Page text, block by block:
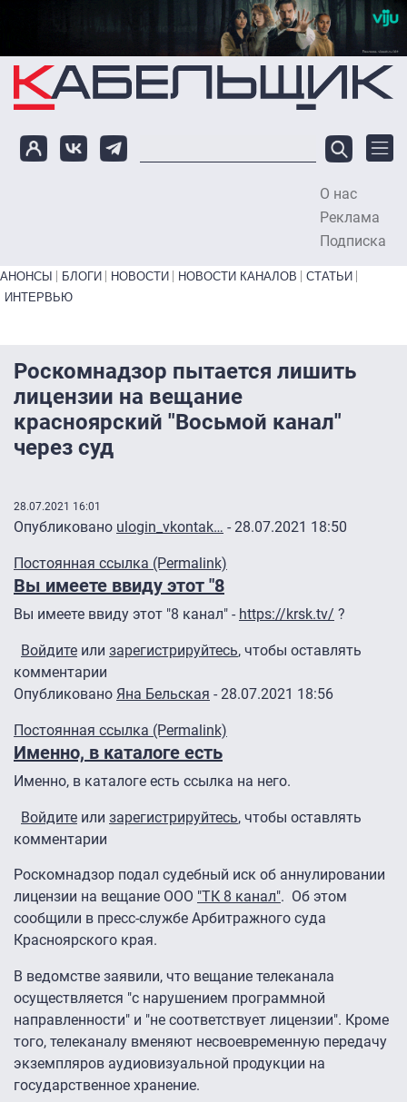
Перейти к основному содержанию
О нас
Реклама
Подписка
Primary links bottom
АНОНСЫ БЛОГИ НОВОСТИ НОВОСТИ КАНАЛОВ
СТАТЬИ
ИНТЕРВЬЮ
Роскомнадзор пытается лишить
лицензии на вещание
красноярский "Восьмой канал"
через суд
28.07.2021 16:01
Опубликовано ulogin_vkontak… - 28.07.2021 18:50
Постоянная ссылка (Permalink)
Вы имеете ввиду этот "8
Вы имеете ввиду этот "8 канал" - https://krsk.tv/ ?
Войдите или зарегистрируйтесь, чтобы оставлять
комментарии
Опубликовано Яна Бельская - 28.07.2021 18:56
Постоянная ссылка (Permalink)
Именно, в каталоге есть
Именно, в каталоге есть ссылка на него.
Войдите или зарегистрируйтесь, чтобы оставлять
комментарии
Роскомнадзор подал судебный иск об аннулировании
лицензии на вещание ООО "ТК 8 канал". Об этом
сообщили в пресс-службе Арбитражного суда
Красноярского края.
В ведомстве заявили, что вещание телеканала
осуществляется "с нарушением программной
направленности" и "не соответствует лицензии". Кроме
того, телеканалу вменяют несвоевременную передачу
экземпляров аудиовизуальной продукции на
государственное хранение.